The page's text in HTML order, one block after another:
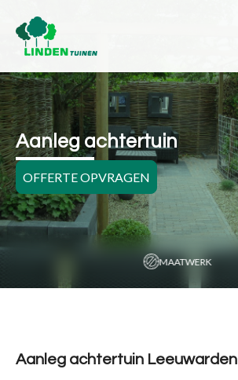
Aanleg achtertuin
OFFERTE OPVRAGEN
MAATWERK
Aanleg achtertuin Leeuwarden